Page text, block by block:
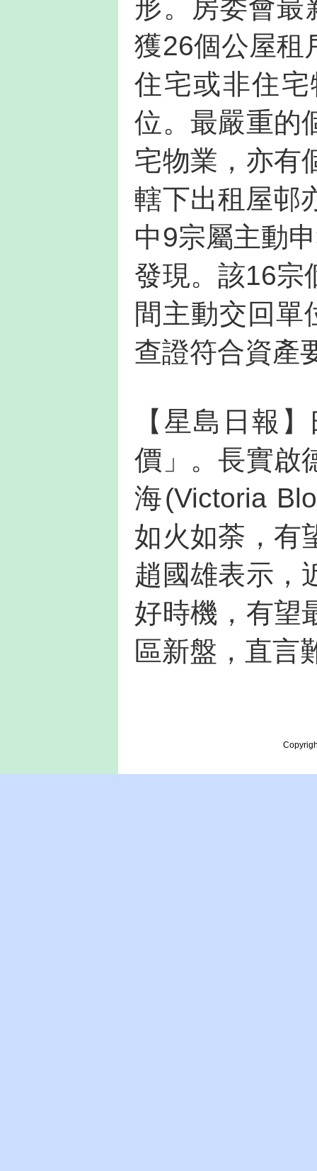
形。房委會最
獲26個公屋租
住宅或非住
位。最嚴重的
宅物業，亦有
轄下出租屋邨
中9宗屬主動
發現。該16宗
間主動交回單
查證符合資產
【星島日報
價」。長實啟
海(Victoria
如火如荼，有
趙國雄表示，
好時機，有望
區新盤，直言